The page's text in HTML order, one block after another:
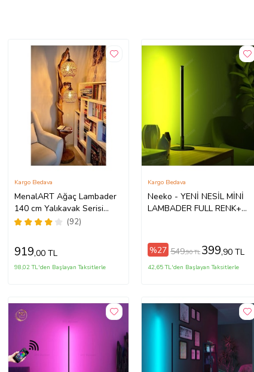
MenalART Ağaç Lambader
140 cm Yalıkavak Serisi
Doğal Ahşap Lambader
Küre
(92)
Kargo Bedava
919,00 TL
98,02 TL'den Başlayan Taksitlerle
Neeko - YENİ NESİL MİNİ
LAMBADER FULL RENK+
Kargo Bedava
%27 549,90 TL 399,90 TL
42,65 TL'den Başlayan Taksitlerle